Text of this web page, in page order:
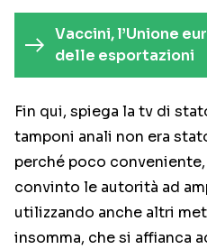
Vaccini, l’Unione
delle esportazioni
Fin qui, spiega la tv di
tamponi anali non era
perché poco
convinto le autorità ad
utilizzando anche altri
insomma, che si affianca